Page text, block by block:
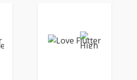
AFASTAなど新旧の電子
音楽・クラブシーンの